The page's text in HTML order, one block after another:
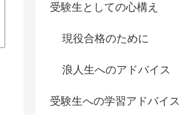
受験生としての心構え
現役合格のために
浪人生へのアドバイス
受験生への学習アドバイス